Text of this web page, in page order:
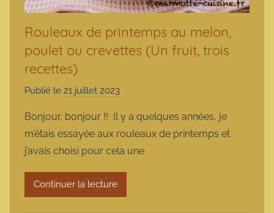
Rouleaux de printemps au melon,
poulet ou crevettes (Un fruit, trois
recettes)
Publié le 21 juillet 2023
r
m
a
r
Bonjour, bonjour !! Il y a quelques années, je
m’étais essayée aux rouleaux de printemps et
j’avais choisi pour cela une
Continuer la lecture